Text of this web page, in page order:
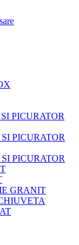
PICURATOR
PICURATOR
PICURATOR
GRANIT